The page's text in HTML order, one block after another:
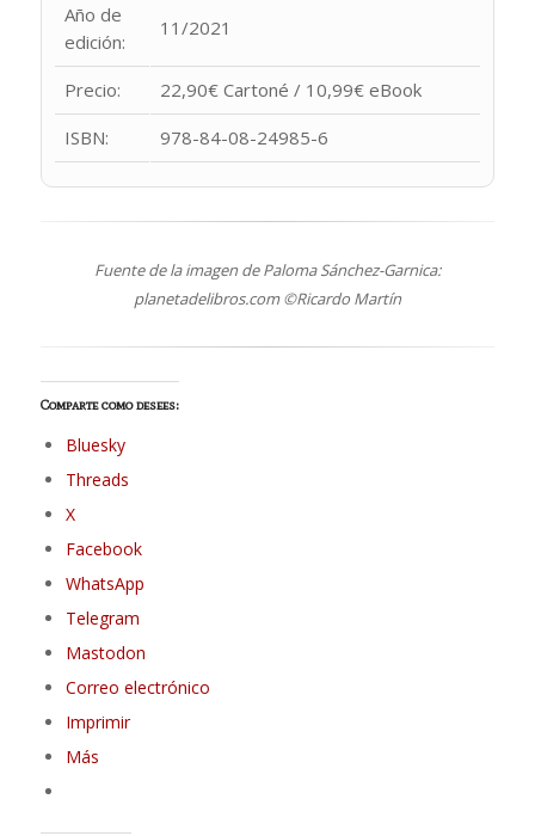
Año de
edición:
11/2021
Precio:
22,90€ Cartoné / 10,99€ eBook
ISBN:
978-84-08-24985-6
Fuente de la imagen de Paloma Sánchez-Garnica:
planetadelibros.com ©Ricardo Martín
Comparte como desees:
Bluesky
Threads
X
Facebook
WhatsApp
Telegram
Mastodon
Correo electrónico
Imprimir
Más